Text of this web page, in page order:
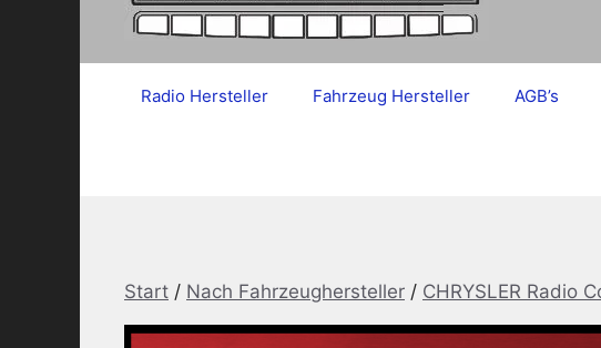
Radio Hersteller Fahrzeug Hersteller AGB’s
Start / Nach Fahrzeughersteller / CHRYSLER Radio